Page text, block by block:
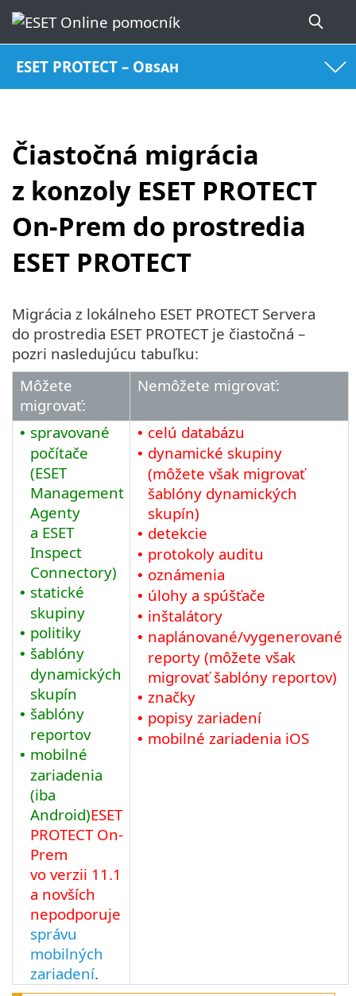
ESET PROTECT – Obsah
Čiastočná migrácia
z konzoly ESET PROTECT
On‑Prem do prostredia
ESET PROTECT
Migrácia z lokálneho ESET PROTECT Servera
do prostredia ESET PROTECT je čiastočná –
pozri nasledujúcu tabuľku:
Môžete
migrovať:
Nemôžete migrovať:
• spravované
počítače
(ESET
Management
Agenty
a ESET
Inspect
Connectory)
• statické
skupiny
• politiky
• šablóny
dynamických
skupín
• šablóny
reportov
• mobilné
zariadenia
(iba
Android)ESET
PROTECT On-
Prem
vo verzii 11.1
a novších
nepodporuje
správu
mobilných
zariadení.
• celú databázu
• dynamické skupiny
(môžete však migrovať
šablóny dynamických
skupín)
• detekcie
• protokoly auditu
• oznámenia
• úlohy a spúšťače
• inštalátory
• naplánované/vygenerované
reporty (môžete však
migrovať šablóny reportov)
• značky
• popisy zariadení
• mobilné zariadenia iOS